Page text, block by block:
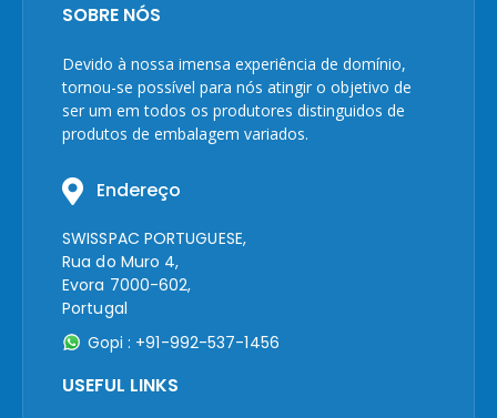
SOBRE NÓS
Devido à nossa imensa experiência de domínio,
tornou-se possível para nós atingir o objetivo de
ser um em todos os produtores distinguidos de
produtos de embalagem variados.
Endereço
SWISSPAC PORTUGUESE,
Rua do Muro 4,
Evora 7000-602,
Portugal
Gopi : +91-992-537-1456
USEFUL LINKS